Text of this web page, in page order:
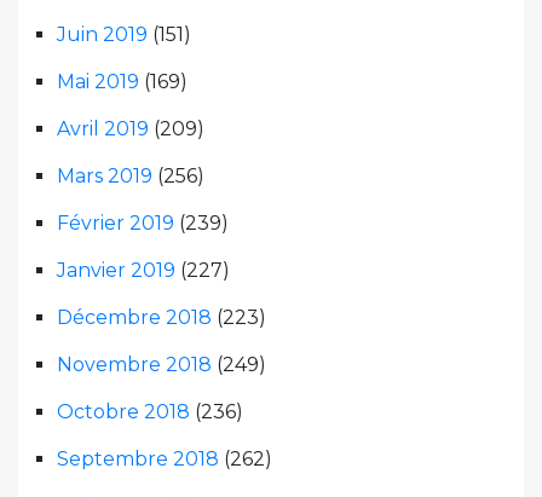
Juin 2019 (151)
Mai 2019 (169)
Avril 2019 (209)
Mars 2019 (256)
Février 2019 (239)
Janvier 2019 (227)
Décembre 2018 (223)
Novembre 2018 (249)
Octobre 2018 (236)
Septembre 2018 (262)